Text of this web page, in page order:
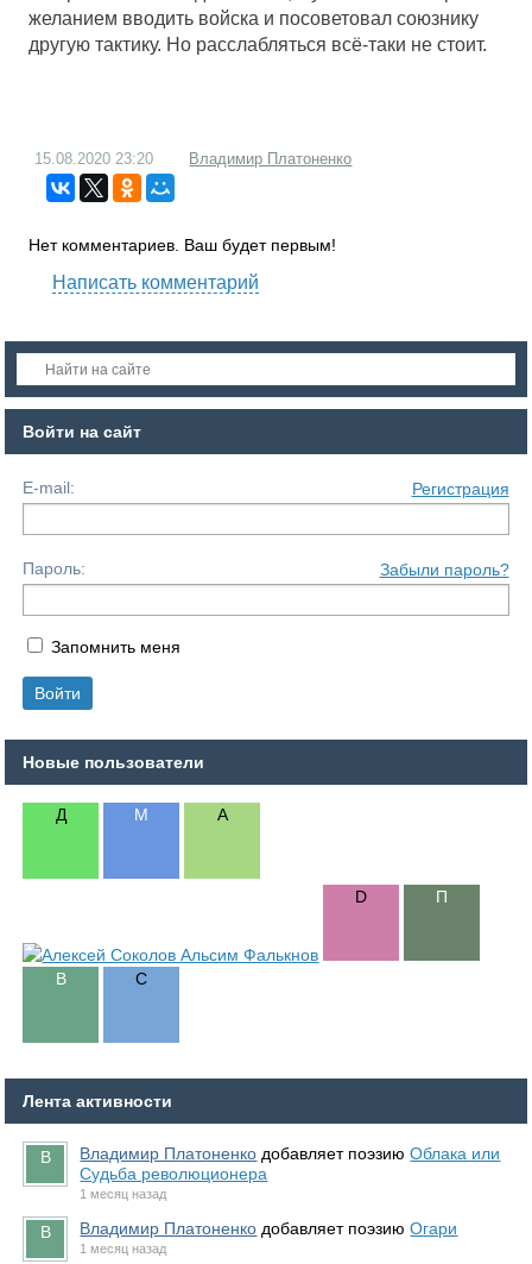
желанием вводить войска и посоветовал союзнику
другую тактику. Но расслабляться всё-таки не стоит.
15.08.2020 23:20 Владимир Платоненко
Нет комментариев. Ваш будет первым!
Написать комментарий
Войти на сайт
E-mail: Регистрация
Пароль: Забыли пароль?
Запомнить меня
Новые пользователи
Лента активности
Владимир Платоненко добавляет поэзиюОблака или
Судьба революционера
1 месяц назад
Владимир Платоненко добавляет поэзиюОгари
1 месяц назад